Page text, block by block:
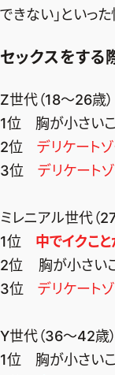
エクラ限定アイテム
そして
できない」といっ
セックスをする
Z世代（18～26歳）
1位 胸が小
2位 デリケート
3位 デリケート
ミレニアル世代（
1位 中でイクこ
2位 胸が
3位 デリケート
Y世代（36～42歳）
1位 胸が小